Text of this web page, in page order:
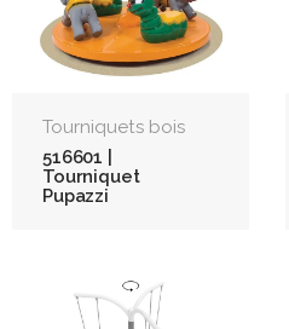
Tourniquets bois
516601 |
Tourniquet
Pupazzi